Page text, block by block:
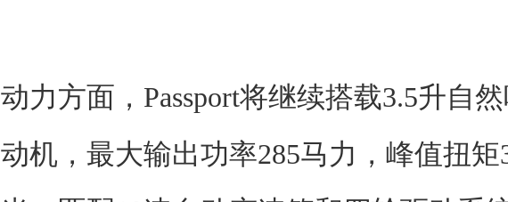
动力方面，Passport将继续搭载3.5升自
动机，最大输出功率285马力，峰值扭矩